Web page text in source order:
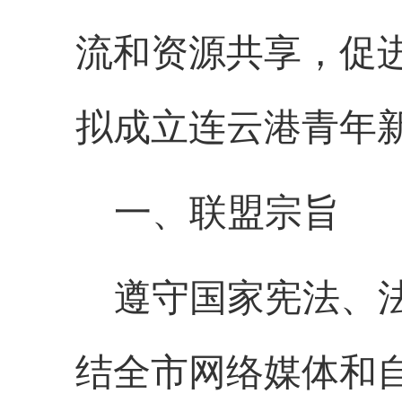
流和资源共享，促
拟成立连云港青年
一、联盟宗旨
遵守国家宪法、
结全市网络媒体和